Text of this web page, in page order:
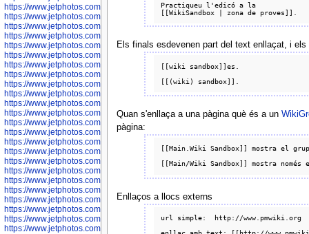
https://www.jetphotos.com/photographer/601264
https://www.jetphotos.com/photographer/601265
https://www.jetphotos.com/photographer/601266
https://www.jetphotos.com/photographer/601267
https://www.jetphotos.com/photographer/601268
https://www.jetphotos.com/photographer/601269
https://www.jetphotos.com/photographer/601270
https://www.jetphotos.com/photographer/601272
https://www.jetphotos.com/photographer/601273
https://www.jetphotos.com/photographer/602779
https://www.jetphotos.com/photographer/602780
https://www.jetphotos.com/photographer/602781
https://www.jetphotos.com/photographer/602782
https://www.jetphotos.com/photographer/600111
https://www.jetphotos.com/photographer/600112
https://www.jetphotos.com/photographer/600148
https://www.jetphotos.com/photographer/600151
https://www.jetphotos.com/photographer/600155
https://www.jetphotos.com/photographer/600157
https://www.jetphotos.com/photographer/600159
https://www.jetphotos.com/photographer/600161
https://www.jetphotos.com/photographer/600163
https://www.jetphotos.com/photographer/600647
https://www.jetphotos.com/photographer/600648
Practiqueu l'edicó a la
Els finals esdevenen part del text enllaçat, i
[[wiki sandbox]]es.
Quan s'enllaça a una pàgina què és a un
pàgina:
[[Main.Wiki Sandbox]] mostra el
Enllaços a llocs externs
url simple:  http://www.pmwiki.org